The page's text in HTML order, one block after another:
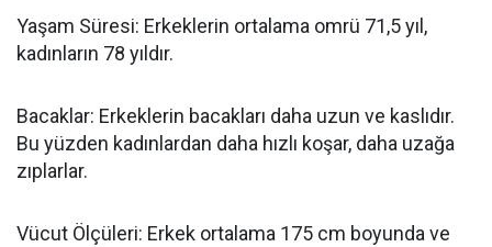
Yaşam Süresi: Erkeklerin ortalama omrü 71,5 yıl,
kadınların 78 yıldır.
Bacaklar: Erkeklerin bacakları daha uzun ve kaslıdır.
Bu yüzden kadınlardan daha hızlı koşar, daha uzağa
zıplarlar.
Vücut Ölçüleri: Erkek ortalama 175 cm boyunda ve